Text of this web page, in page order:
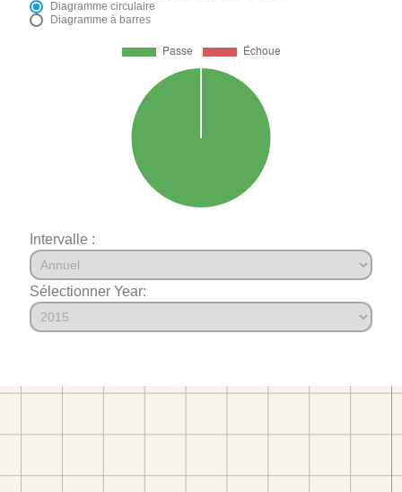
Diagramme circulaire
Diagramme à barres
Intervalle :
Sélectionner Year: